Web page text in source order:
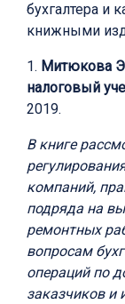
бухгалтера и
книжными
1. Митюкова
налоговый
2019.
В книге
компаний,
подряда на
ремонтных
вопросам
операций по
заказчиков и